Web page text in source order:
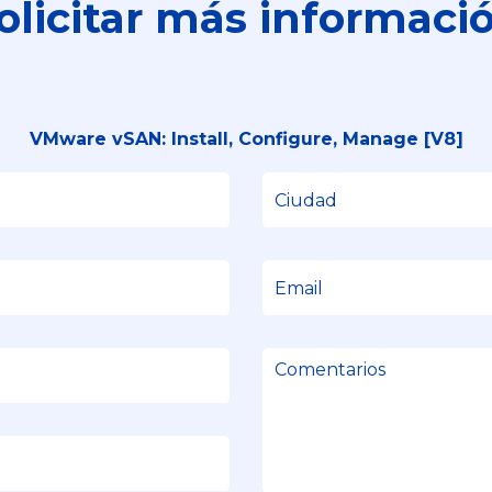
más
VMware vSAN: Install, Configure, Manage [V8]